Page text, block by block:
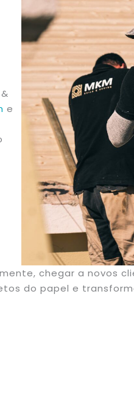
e
chegar a novos
do papel e